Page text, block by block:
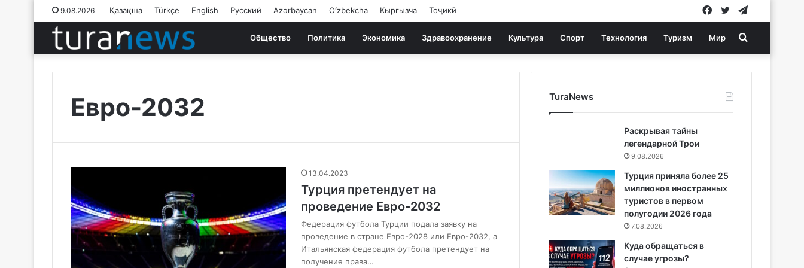
9.08.2026 Қазақша Türkçe English Русский Azərbaycan Oʻzbekcha Кыргызча Тоҷикӣ Twitter
Facebook
Общество Политика Экономика Здравоохранение Культура Спорт Технология Туризм Мир Search
for
Евро-2032
13.04.2023
Турция претендует на
проведение Евро-2032
Федерация футбола Турции подала заявку на
проведение в стране Евро-2028 или Евро-2032, а
Итальянская федерация футбола претендует на
получение права…
TuraNews
Раскрывая тайны
легендарной Трои
9.08.2026
Турция приняла более 25
миллионов иностранных
туристов в первом
полугодии 2026 года
7.08.2026
Куда обращаться в
случае угрозы?